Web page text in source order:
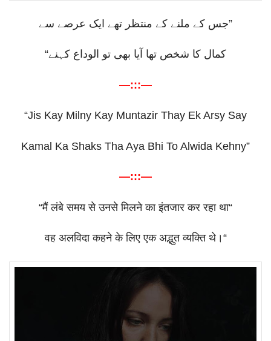
جس کے ملنے کے منتظر تھے ایک عرصے سے”
“کمال کا شخص تھا آیا بھی تو الوداع کہنے
—:::—
“Jis Kay Milny Kay Muntazir Thay Ek Arsy Say
Kamal Ka Shaks Tha Aya Bhi To Alwida Kehny”
—:::—
“मैं लंबे समय से उनसे मिलने का इंतजार कर रहा था“
वह अलविदा कहने के लिए एक अद्भुत व्यक्ति थे। “